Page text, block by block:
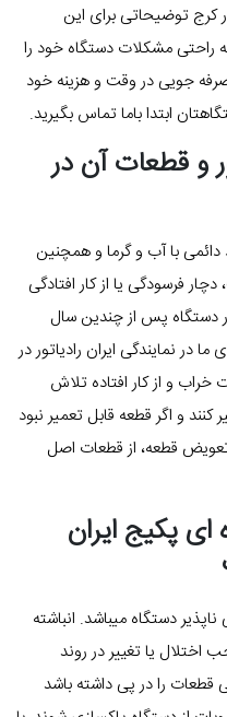
کرج توضیحاتی برای این
راحتی مشکلات دستگاه خود را
جویی در وقت و هزینه خود
ابتدا باما تماس بگیرید.
و قطعات آن در
با آب و گرما و همچنین
فرسودگی یا از کار افتادگی
دستگاه پس از چندین سال
در نمایندگی ایران رادیاتور در
و از کار افتاده تلاش
کنند و اگر قطعه قابل تعمیر نبود
تعویض قطعه، از قطعات اصل
پکیج ایران
دستگاه میباشد. انباشته
یا تغییر در روند
را در پی داشته باشد